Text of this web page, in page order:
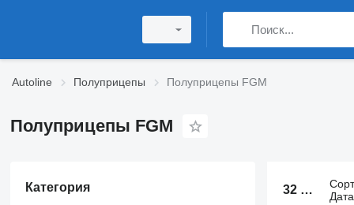
Autoline Полуприцепы Полуприцепы FGM
Полуприцепы FGM
Категория 32 объявления: